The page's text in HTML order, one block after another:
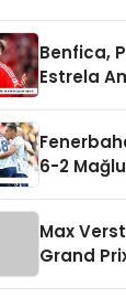
Benfica,
Estrela
6-2
Max
Grand